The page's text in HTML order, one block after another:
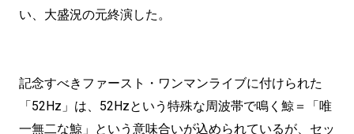
い、大盛況の元終演した。
記念すべきファースト・ワンマンライブに付けられた
「52Hz」は、52Hzという特殊な周波帯で鳴く鯨＝「唯
一無二な鯨」という意味合いが込められているが、セッ